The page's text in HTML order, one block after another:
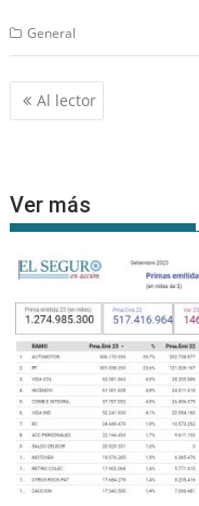
General
Navegación
de
Al lector
Ver más